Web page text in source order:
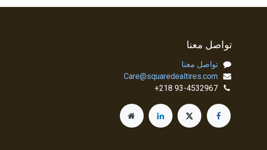
تواصل معنا
تواصل معنا
Care@squaredealtires.com
93-4532967 218+